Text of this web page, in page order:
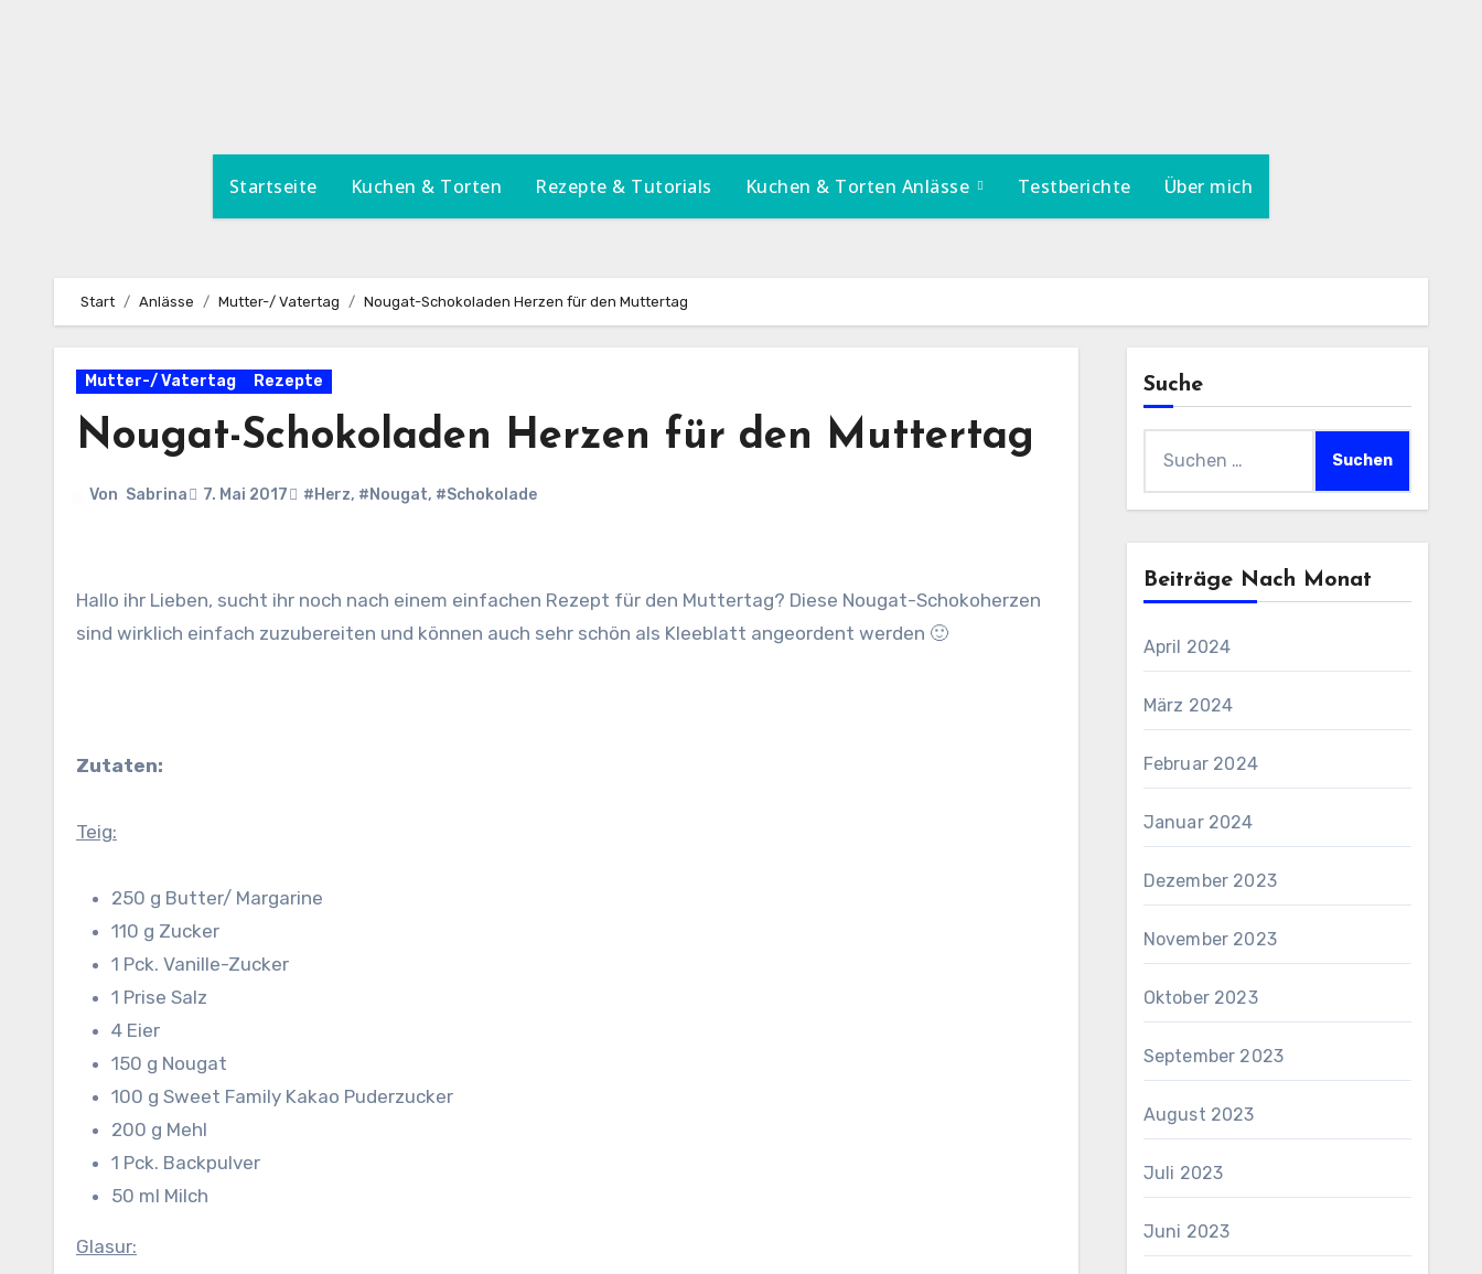
Startseite Kuchen & Torten Rezepte & Tutorials Kuchen & Torten Anlässe Testberichte Über mich
Start Anlässe Mutter-/ Vatertag Nougat-Schokoladen Herzen für den Muttertag
Mutter-/ Vatertag Rezepte
Nougat-Schokoladen Herzen für den Muttertag
Von Sabrina 7. Mai 2017 #Herz, #Nougat, #Schokolade
Hallo ihr Lieben, sucht ihr noch nach einem einfachen Rezept für den Muttertag? Diese Nougat-Schokoherzen
sind wirklich einfach zuzubereiten und können auch sehr schön als Kleeblatt angeordent werden 🙂
Zutaten:
Teig:
250 g Butter/ Margarine
110 g Zucker
1 Pck. Vanille-Zucker
1 Prise Salz
4 Eier
150 g Nougat
100 g Sweet Family Kakao Puderzucker
200 g Mehl
1 Pck. Backpulver
50 ml Milch
Glasur:
Suche
nach:
Beiträge Nach Monat
April 2024
März 2024
Februar 2024
Januar 2024
Dezember 2023
November 2023
Oktober 2023
September 2023
August 2023
Juli 2023
Juni 2023